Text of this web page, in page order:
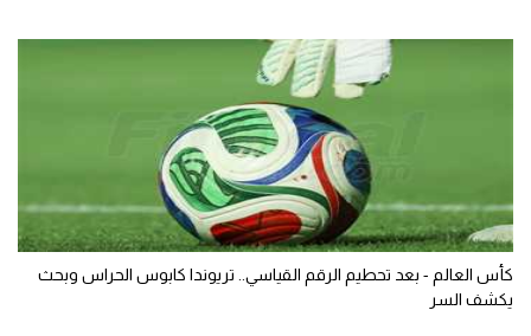
كأس العالم - بعد تحطيم الرقم القياسي.. تريوندا كابوس الحراس وبحث
يكشف السر